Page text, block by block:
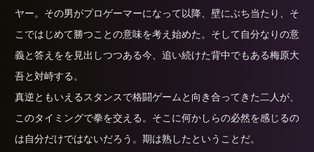
ヤー。その男がプロゲーマーになって以降、壁にぶち当たり、そ
こではじめて勝つことの意味を考え始めた。そして自分なりの意
義と答えをを見出しつつある今、追い続けた背中でもある梅原大
吾と対峙する。
真逆ともいえるスタンスで格闘ゲームと向き合ってきた二人が、
このタイミングで拳を交える。そこに何かしらの必然を感じるの
は自分だけではないだろう。期は熟したということだ。